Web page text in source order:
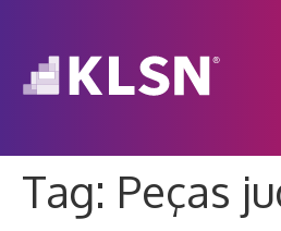
Tag: Peças